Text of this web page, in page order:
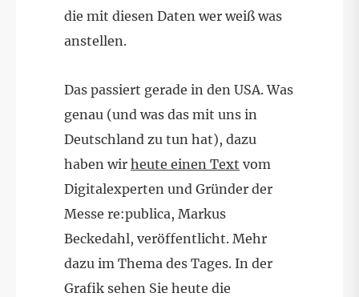
die mit diesen Daten wer weiß was
anstellen.
Das passiert gerade in den USA. Was
genau (und was das mit uns in
Deutschland zu tun hat), dazu
haben wir heute einen Text vom
Digitalexperten und Gründer der
Messe re:publica, Markus
Beckedahl, veröffentlicht. Mehr
dazu im Thema des Tages. In der
Grafik sehen Sie heute die